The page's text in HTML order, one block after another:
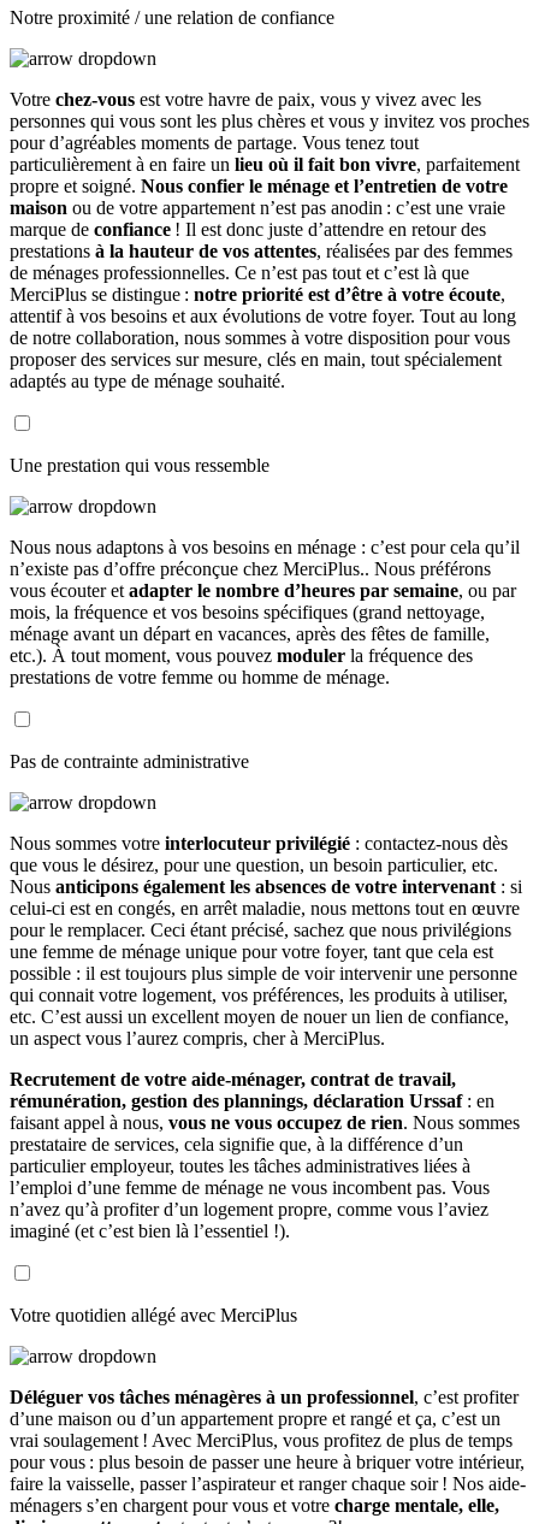
Notre proximité / une relation de confiance
Votre chez-vous est votre havre de paix, vous y vivez avec les
personnes qui vous sont les plus chères et vous y invitez vos proches
pour d’agréables moments de partage. Vous tenez tout
particulièrement à en faire un lieu où il fait bon vivre, parfaitement
propre et soigné. Nous confier le ménage et l’entretien de votre
maison ou de votre appartement n’est pas anodin : c’est une vraie
marque de confiance ! Il est donc juste d’attendre en retour des
prestations à la hauteur de vos attentes, réalisées par des femmes
de ménages professionnelles. Ce n’est pas tout et c’est là que
MerciPlus se distingue : notre priorité est d’être à votre écoute,
attentif à vos besoins et aux évolutions de votre foyer. Tout au long
de notre collaboration, nous sommes à votre disposition pour vous
proposer des services sur mesure, clés en main, tout spécialement
adaptés au type de ménage souhaité.
Une prestation qui vous ressemble
Nous nous adaptons à vos besoins en ménage : c’est pour cela qu’il
n’existe pas d’offre préconçue chez MerciPlus.. Nous préférons
vous écouter et adapter le nombre d’heures par semaine, ou par
mois, la fréquence et vos besoins spécifiques (grand nettoyage,
ménage avant un départ en vacances, après des fêtes de famille,
etc.). À tout moment, vous pouvez moduler la fréquence des
prestations de votre femme ou homme de ménage.
Pas de contrainte administrative
Nous sommes votre interlocuteur privilégié : contactez-nous dès
que vous le désirez, pour une question, un besoin particulier, etc.
Nous anticipons également les absences de votre intervenant : si
celui-ci est en congés, en arrêt maladie, nous mettons tout en œuvre
pour le remplacer. Ceci étant précisé, sachez que nous privilégions
une femme de ménage unique pour votre foyer, tant que cela est
possible : il est toujours plus simple de voir intervenir une personne
qui connait votre logement, vos préférences, les produits à utiliser,
etc. C’est aussi un excellent moyen de nouer un lien de confiance,
un aspect vous l’aurez compris, cher à MerciPlus.
Recrutement de votre aide-ménager, contrat de travail,
rémunération, gestion des plannings, déclaration Urssaf: en
faisant appel à nous, vous ne vous occupez de rien. Nous sommes
prestataire de services, cela signifie que, à la différence d’un
particulier employeur, toutes les tâches administratives liées à
l’emploi d’une femme de ménage ne vous incombent pas. Vous
n’avez qu’à profiter d’un logement propre, comme vous l’aviez
imaginé (et c’est bien là l’essentiel !).
Votre quotidien allégé avec MerciPlus
Déléguer vos tâches ménagères à un professionnel, c’est profiter
d’une maison ou d’un appartement propre et rangé et ça, c’est un
vrai soulagement ! Avec MerciPlus, vous profitez de plus de temps
pour vous : plus besoin de passer une heure à briquer votre intérieur,
faire la vaisselle, passer l’aspirateur et ranger chaque soir ! Nos aide-
ménagers s’en chargent pour vous et votre charge mentale, elle,